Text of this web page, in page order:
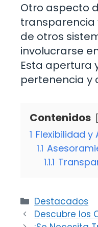
Otro aspecto
transparencia
de otros
involucrarse
Esta apertura
pertenencia y
Contenidos
1 Flexibilidad
1.1
1.1.1
Categorías
Destacados
Descubre los